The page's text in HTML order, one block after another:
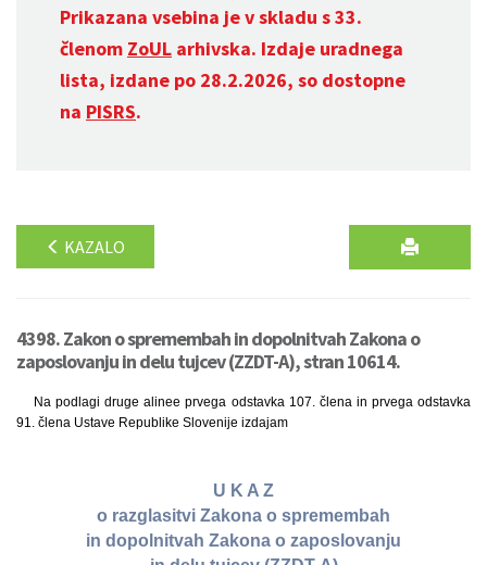
Prikazana vsebina je v skladu s 33.
členom ZoUL arhivska. Izdaje uradnega
lista, izdane po 28.2.2026, so dostopne
na PISRS.
KAZALO
4398. Zakon o spremembah in dopolnitvah Zakona o
zaposlovanju in delu tujcev (ZZDT-A), stran 10614.
Na podlagi druge alinee prvega odstavka 107. člena in prvega odstavka
91. člena Ustave Republike Slovenije izdajam
U K A Z
o razglasitvi Zakona o spremembah
in dopolnitvah Zakona o zaposlovanju